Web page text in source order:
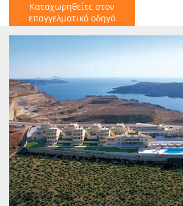
Καταχωρηθείτε στον
επαγγελματικό οδηγό
Εταιρείες
Αγγελίες
Βιβλία
Ειδήσεις
Παιχνίδια